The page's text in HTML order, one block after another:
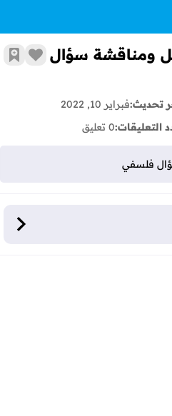
ومناقشة سؤال
زر
تحديث:فبراير 10, 2022
التعليقات:0 تعليق
فلسفي